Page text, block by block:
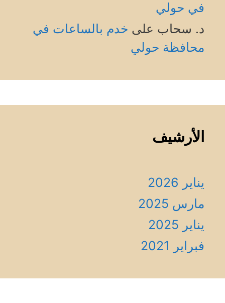
في حولي
د. سحاب على خدم بالساعات في
محافظة حولي
الأرشيف
يناير 2026
مارس 2025
يناير 2025
فبراير 2021